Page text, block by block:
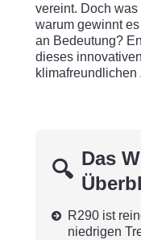
vereint. Doch
warum gewinnt
an Bedeutung?
dieses
klimafreundlichen
Das
R290 ist
niedrigen